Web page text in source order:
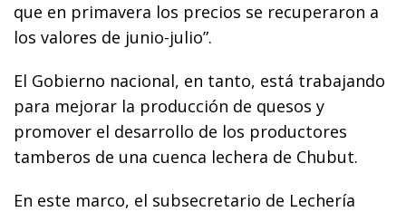
que en primavera los precios se recuperaron a
los valores de junio-julio”.
El Gobierno nacional, en tanto, está trabajando
para mejorar la producción de quesos y
promover el desarrollo de los productores
tamberos de una cuenca lechera de Chubut.
En este marco, el subsecretario de Lechería